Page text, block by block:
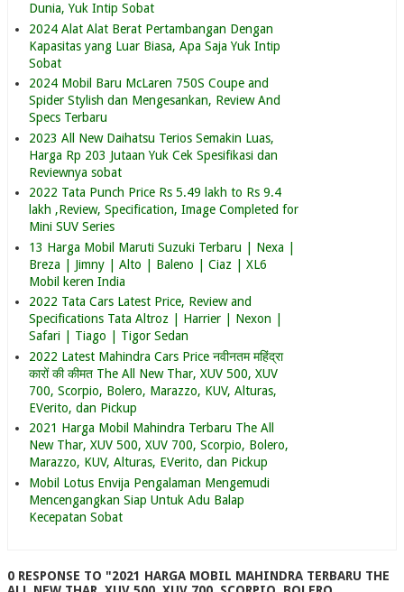
Dunia, Yuk Intip Sobat
2024 Alat Alat Berat Pertambangan Dengan
Kapasitas yang Luar Biasa, Apa Saja Yuk Intip
Sobat
2024 Mobil Baru McLaren 750S Coupe and
Spider Stylish dan Mengesankan, Review And
Specs Terbaru
2023 All New Daihatsu Terios Semakin Luas,
Harga Rp 203 Jutaan Yuk Cek Spesifikasi dan
Reviewnya sobat
2022 Tata Punch Price Rs 5.49 lakh to Rs 9.4
lakh ,Review, Specification, Image Completed for
Mini SUV Series
13 Harga Mobil Maruti Suzuki Terbaru | Nexa |
Breza | Jimny | Alto | Baleno | Ciaz | XL6
Mobil keren India
2022 Tata Cars Latest Price, Review and
Specifications Tata Altroz | Harrier | Nexon |
Safari | Tiago | Tigor Sedan
2022 Latest Mahindra Cars Price नवीनतम महिंद्रा
कारों की कीमत The All New Thar, XUV 500, XUV
700, Scorpio, Bolero, Marazzo, KUV, Alturas,
EVerito, dan Pickup
2021 Harga Mobil Mahindra Terbaru The All
New Thar, XUV 500, XUV 700, Scorpio, Bolero,
Marazzo, KUV, Alturas, EVerito, dan Pickup
Mobil Lotus Envija Pengalaman Mengemudi
Mencengangkan Siap Untuk Adu Balap
Kecepatan Sobat
0 RESPONSE TO "2021 HARGA MOBIL MAHINDRA TERBARU THE